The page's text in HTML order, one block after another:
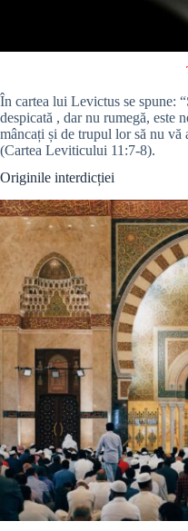
În cartea lui Levictus se spune:
despicată , dar nu rumegă, este
mâncați și de trupul lor să nu vă
(Cartea Leviticului 11:7-8).
Originile interdicției